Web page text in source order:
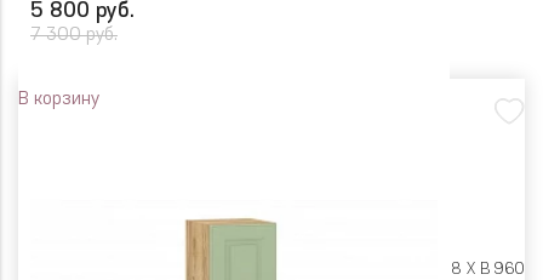
5 800 руб.
7 300 руб.
В корзину
Ш 400 X Г 318 X В 960